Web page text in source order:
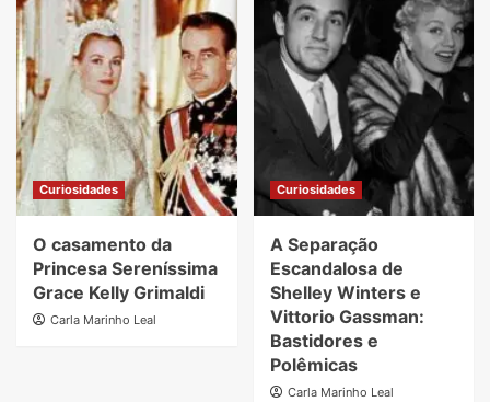
Curiosidades
O casamento da
Princesa Sereníssima
Grace Kelly Grimaldi
Carla Marinho Leal
Curiosidades
A Separação
Escandalosa de
Shelley Winters e
Vittorio Gassman:
Bastidores e
Polêmicas
Carla Marinho Leal